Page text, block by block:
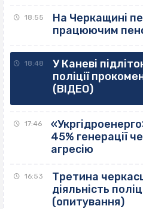
18:55
На Черкащині
працюючим
18:48
У Каневі
поліції
(ВІДЕО)
17:46
45% генерації
агресію
16:53
Третина
діяльність
(опитування)